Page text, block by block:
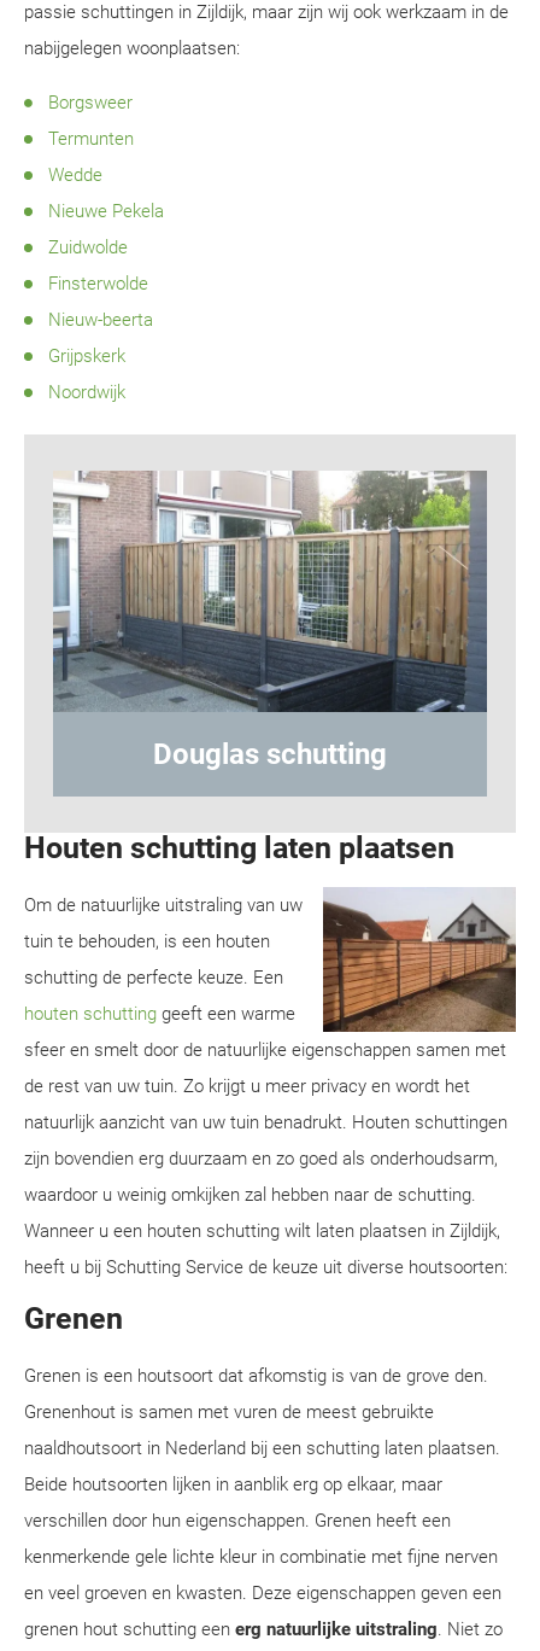
passie schuttingen in Zijldijk, maar zijn wij ook werkzaam in de
nabijgelegen woonplaatsen:
Borgsweer
Termunten
Wedde
Nieuwe Pekela
Zuidwolde
Finsterwolde
Nieuw-beerta
Grijpskerk
Noordwijk
Hout-betonschutting
Houten schutting laten plaatsen
Om de natuurlijke uitstraling van uw
tuin te behouden, is een houten
schutting de perfecte keuze. Een
houten schutting geeft een warme
sfeer en smelt door de natuurlijke eigenschappen samen met
de rest van uw tuin. Zo krijgt u meer privacy en wordt het
natuurlijk aanzicht van uw tuin benadrukt. Houten schuttingen
zijn bovendien erg duurzaam en zo goed als onderhoudsarm,
waardoor u weinig omkijken zal hebben naar de schutting.
Wanneer u een houten schutting wilt laten plaatsen in Zijldijk,
heeft u bij Schutting Service de keuze uit diverse houtsoorten:
Grenen
Grenen is een houtsoort dat afkomstig is van de grove den.
Grenenhout is samen met vuren de meest gebruikte
naaldhoutsoort in Nederland bij een schutting laten plaatsen.
Beide houtsoorten lijken in aanblik erg op elkaar, maar
verschillen door hun eigenschappen. Grenen heeft een
kenmerkende gele lichte kleur in combinatie met fijne nerven
en veel groeven en kwasten. Deze eigenschappen geven een
grenen hout schutting een erg natuurlijke uitstraling. Niet zo